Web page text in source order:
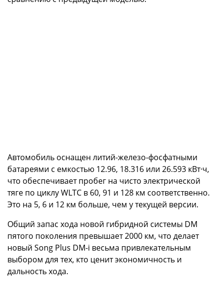
Автомобиль оснащен литий-железо-фосфатными
батареями с емкостью 12.96, 18.316 или 26.593 кВт·ч,
что обеспечивает пробег на чисто электрической
тяге по циклу WLTC в 60, 91 и 128 км соответственно.
Это на 5, 6 и 12 км больше, чем у текущей версии.
Общий запас хода новой гибридной системы DM
пятого поколения превышает 2000 км, что делает
новый Song Plus DM-i весьма привлекательным
выбором для тех, кто ценит экономичность и
дальность хода.